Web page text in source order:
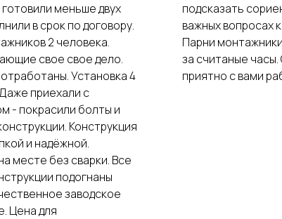
меньше двух
в срок по договору.
2 человека.
свое свое дело.
Установка 4
приехали с
- покрасили болты и
Конструкция
и надёжной.
месте без сварки. Все
подогнаны
заводское
Цена для
подсказать
важных вопросах
Парни
за считаные
приятно с вами